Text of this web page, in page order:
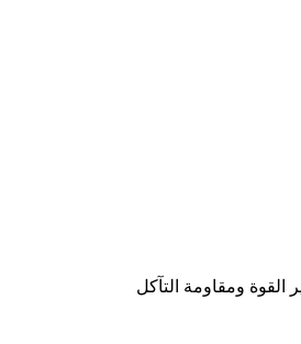
ومقاومة التآكل